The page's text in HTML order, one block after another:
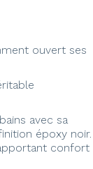
ouvert ses
avec sa
époxy noir.
confort